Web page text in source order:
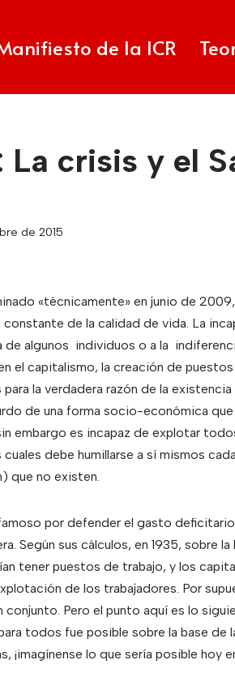
de la ICR
La crisis y el
de 2015
«técnicamente» en junio de
de la calidad de vida. La
algunos individuos o a la
el capitalismo, la creación de
la verdadera razón de la
de una forma socio-económica
embargo es incapaz de explotar
debe humillarse a sí mismos
que no existen.
por defender el gasto
Según sus cálculos, en 1935, sobre la
tener puestos de trabajo, y los
de los trabajadores. Por
Pero el punto aquí es lo
todos fue posible sobre la base de
lo que sería posible hoy